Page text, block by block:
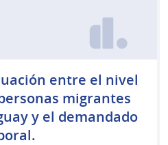
entre el nivel
migrantes
y el demandado